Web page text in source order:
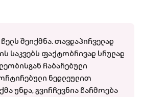
შეიქმნა. თავდაპირველად
საკვებს ფაქტობრივად სრულად
ჩაბარებული
ნედლეულით
უნდა, გვირჩევნია წარმოება